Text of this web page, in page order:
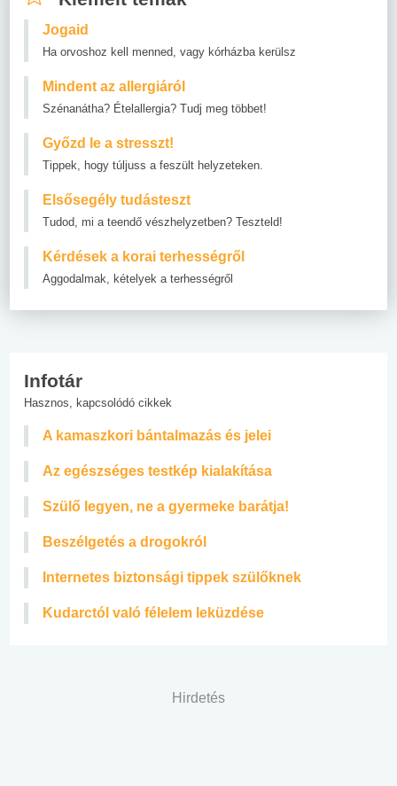
Jogaid
Ha orvoshoz kell menned, vagy kórházba kerülsz
Mindent az allergiáról
Szénanátha? Ételallergia? Tudj meg többet!
Győzd le a stresszt!
Tippek, hogy túljuss a feszült helyzeteken.
Elsősegély tudásteszt
Tudod, mi a teendő vészhelyzetben? Teszteld!
Kérdések a korai terhességről
Aggodalmak, kételyek a terhességről
Infotár
Hasznos, kapcsolódó cikkek
A kamaszkori bántalmazás és jelei
Az egészséges testkép kialakítása
Szülő legyen, ne a gyermeke barátja!
Beszélgetés a drogokról
Internetes biztonsági tippek szülőknek
Kudarctól való félelem leküzdése
Hirdetés